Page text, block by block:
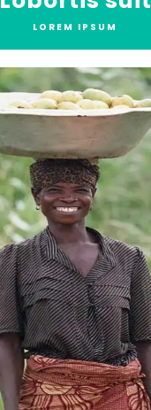
LOREM IPSUM